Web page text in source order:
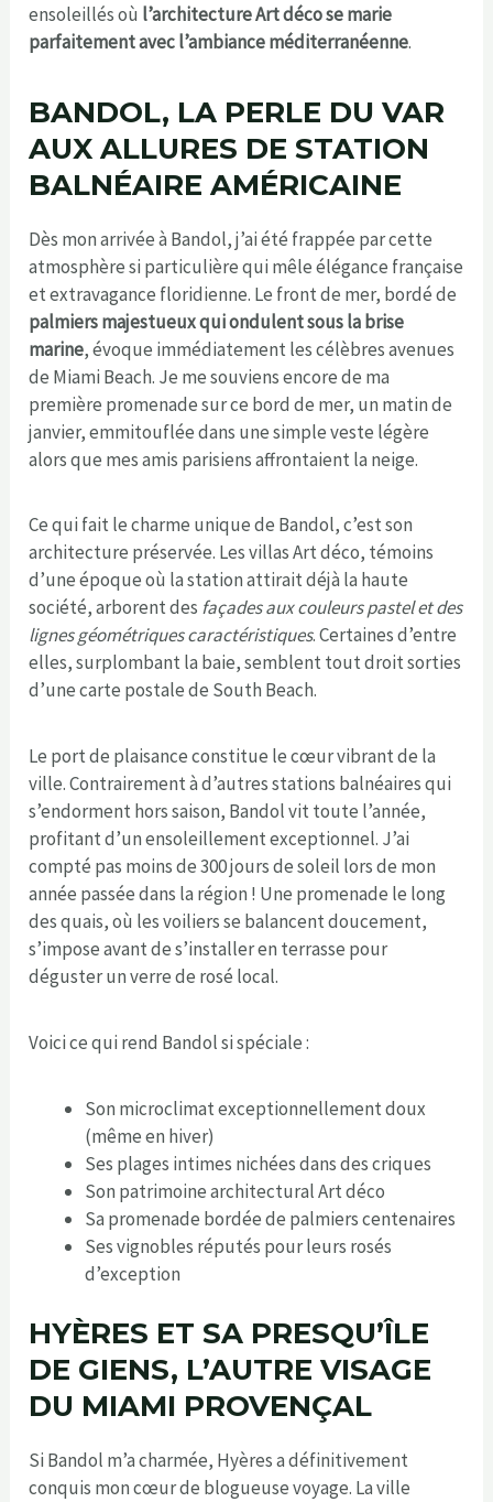
ensoleillés où l’architecture Art déco se marie
parfaitement avec l’ambiance méditerranéenne.
BANDOL, LA PERLE DU VAR
AUX ALLURES DE STATION
BALNÉAIRE AMÉRICAINE
Dès mon arrivée à Bandol, j’ai été frappée par cette
atmosphère si particulière qui mêle élégance française
et extravagance floridienne. Le front de mer, bordé de
palmiers majestueux qui ondulent sous la brise
marine, évoque immédiatement les célèbres avenues
de Miami Beach. Je me souviens encore de ma
première promenade sur ce bord de mer, un matin de
janvier, emmitouflée dans une simple veste légère
alors que mes amis parisiens affrontaient la neige.
Ce qui fait le charme unique de Bandol, c’est son
architecture préservée. Les villas Art déco, témoins
d’une époque où la station attirait déjà la haute
société, arborent des façades aux couleurs pastel et des
lignes géométriques caractéristiques. Certaines d’entre
elles, surplombant la baie, semblent tout droit sorties
d’une carte postale de South Beach.
Le port de plaisance constitue le cœur vibrant de la
ville. Contrairement à d’autres stations balnéaires qui
s’endorment hors saison, Bandol vit toute l’année,
profitant d’un ensoleillement exceptionnel. J’ai
compté pas moins de 300 jours de soleil lors de mon
année passée dans la région ! Une promenade le long
des quais, où les voiliers se balancent doucement,
s’impose avant de s’installer en terrasse pour
déguster un verre de rosé local.
Voici ce qui rend Bandol si spéciale :
Son microclimat exceptionnellement doux
(même en hiver)
Ses plages intimes nichées dans des criques
Son patrimoine architectural Art déco
Sa promenade bordée de palmiers centenaires
Ses vignobles réputés pour leurs rosés
d’exception
HYÈRES ET SA PRESQU’ÎLE
DE GIENS, L’AUTRE VISAGE
DU MIAMI PROVENÇAL
Si Bandol m’a charmée, Hyères a définitivement
conquis mon cœur de blogueuse voyage. La ville